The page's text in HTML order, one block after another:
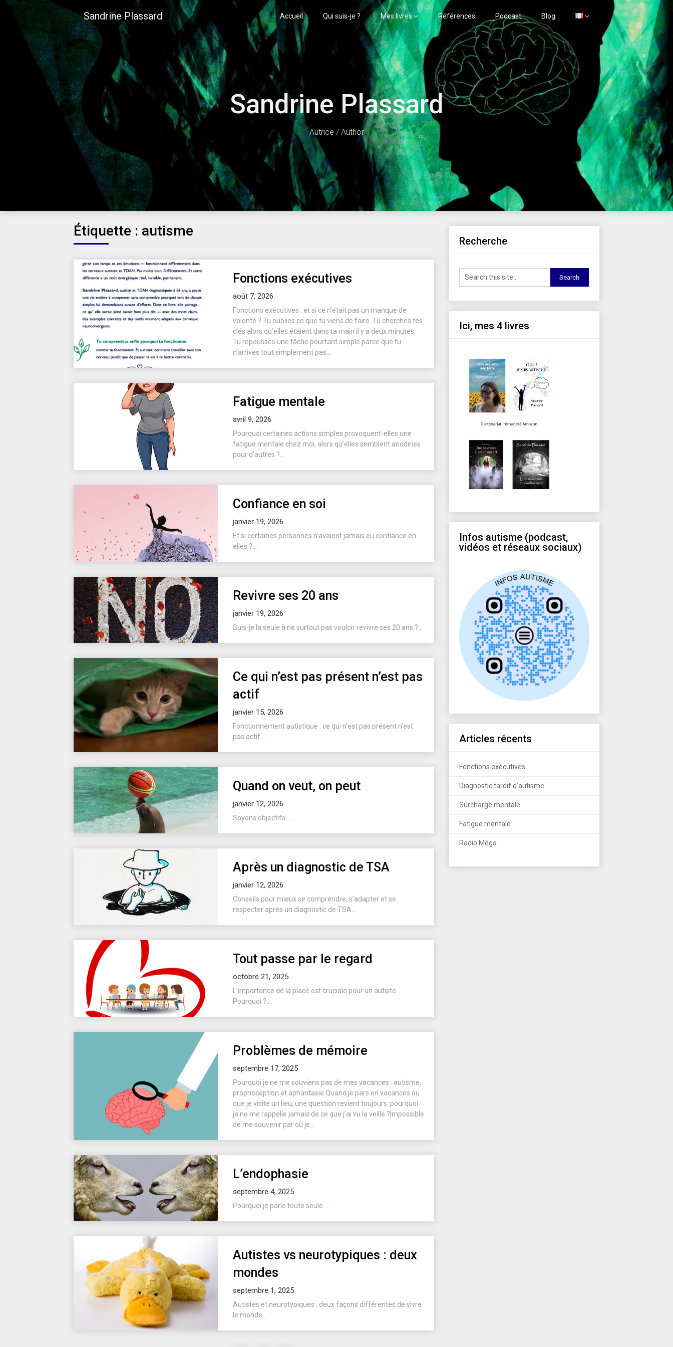
Skip
Sandrine Plassard Accueil Qui suis-je ? Mes livres Références Podcast Blog
Sandrine Plassard
Autrice / Author
Étiquette : autisme
Fonctions exécutives
août 7, 2026
Fonctions exécutives : et si ce n’était pas un manque de
volonté ? Tu oublies ce que tu viens de faire. Tu cherches tes
clés alors qu’elles étaient dans ta main il y a deux minutes.
Tu repousses une tâche pourtant simple parce que tu
n’arrives tout simplement pas...
Fatigue mentale
avril 9, 2026
Pourquoi certaines actions simples provoquent-elles une
fatigue mentale chez moi, alors qu’elles semblent anodines
pour d’autres ?...
Confiance en soi
janvier 19, 2026
Et si certaines personnes n’avaient jamais eu confiance en
elles ?...
Revivre ses 20 ans
janvier 19, 2026
Suis-je la seule à ne surtout pas vouloir revivre ses 20 ans ?...
Ce qui n’est pas présent n’est pas
actif
janvier 15, 2026
Fonctionnement autistique : ce qui n’est pas présent n’est
pas actif....
Quand on veut, on peut
janvier 12, 2026
Soyons objectifs…...
Après un diagnostic de TSA
janvier 12, 2026
Conseils pour mieux se comprendre, s’adapter et se
respecter après un diagnostic de TSA...
Tout passe par le regard
octobre 21, 2025
L’importance de la place est cruciale pour un autiste.
Pourquoi ?...
Problèmes de mémoire
septembre 17, 2025
Pourquoi je ne me souviens pas de mes vacances : autisme,
proprioception et aphantasie Quand je pars en vacances ou
que je visite un lieu, une question revient toujours :pourquoi
je ne me rappelle jamais de ce que j’ai vu la veille ?Impossible
de me souvenir par où je...
L’endophasie
septembre 4, 2025
Pourquoi je parle toute seule…...
Autistes vs neurotypiques : deux
mondes
septembre 1, 2025
Autistes et neurotypiques : deux façons différentes de vivre
le monde...
Recherche
Ici, mes 4 livres
Infos autisme (podcast,
vidéos et réseaux sociaux)
Articles récents
Fonctions exécutives
Diagnostic tardif d’autisme
Surcharge mentale
Fatigue mentale
Radio Méga